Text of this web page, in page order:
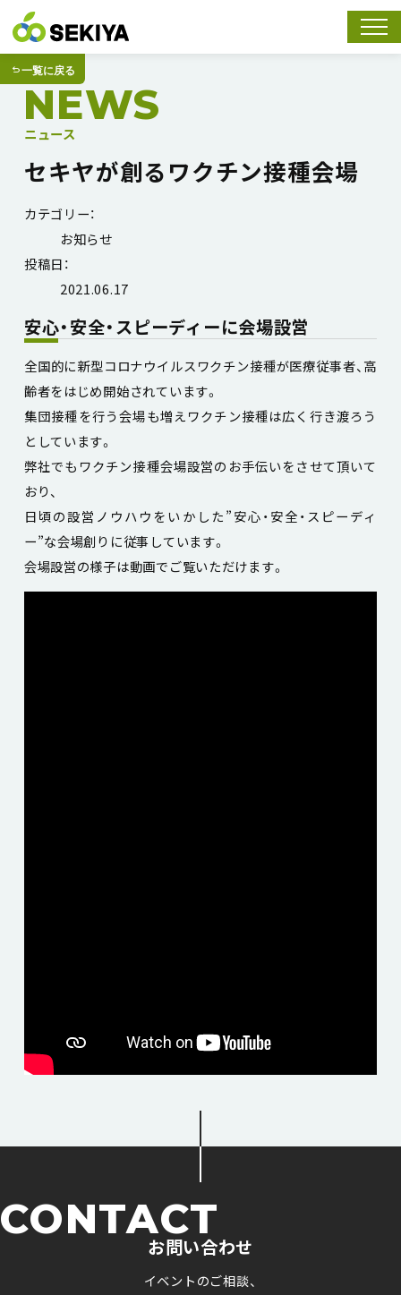
スマ
一覧に戻る
NEWS
ニュース
セキヤが創るワクチン接種会場
カテゴリー：
お知らせ
投稿日：
2021.06.17
安心・安全・スピーディーに会場設営
全国的に新型コロナウイルスワクチン接種が医療従事者、高
齢者をはじめ開始されています。
集団接種を行う会場も増えワクチン接種は広く行き渡ろう
としています。
弊社でもワクチン接種会場設営のお手伝いをさせて頂いて
おり、
日頃の設営ノウハウをいかした”安心・安全・スピーディ
ー”な会場創りに従事しています。
会場設営の様子は動画でご覧いただけます。
CONTACT
お問い合わせ
イベントのご相談、